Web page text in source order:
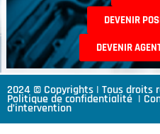
DEVENIR
DEVENIR
2024 © Copyrights | Tous droits
Politique de confidentialité |
d’intervention